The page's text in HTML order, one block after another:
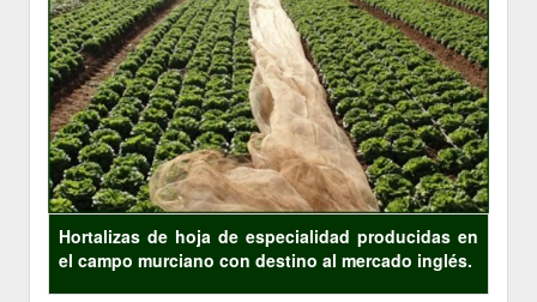
Hortalizas de hoja de especialidad producidas en
el campo murciano con destino al mercado inglés.